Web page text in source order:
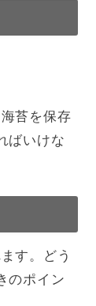
苔を保存
ばいけな
す。どう
のポイン